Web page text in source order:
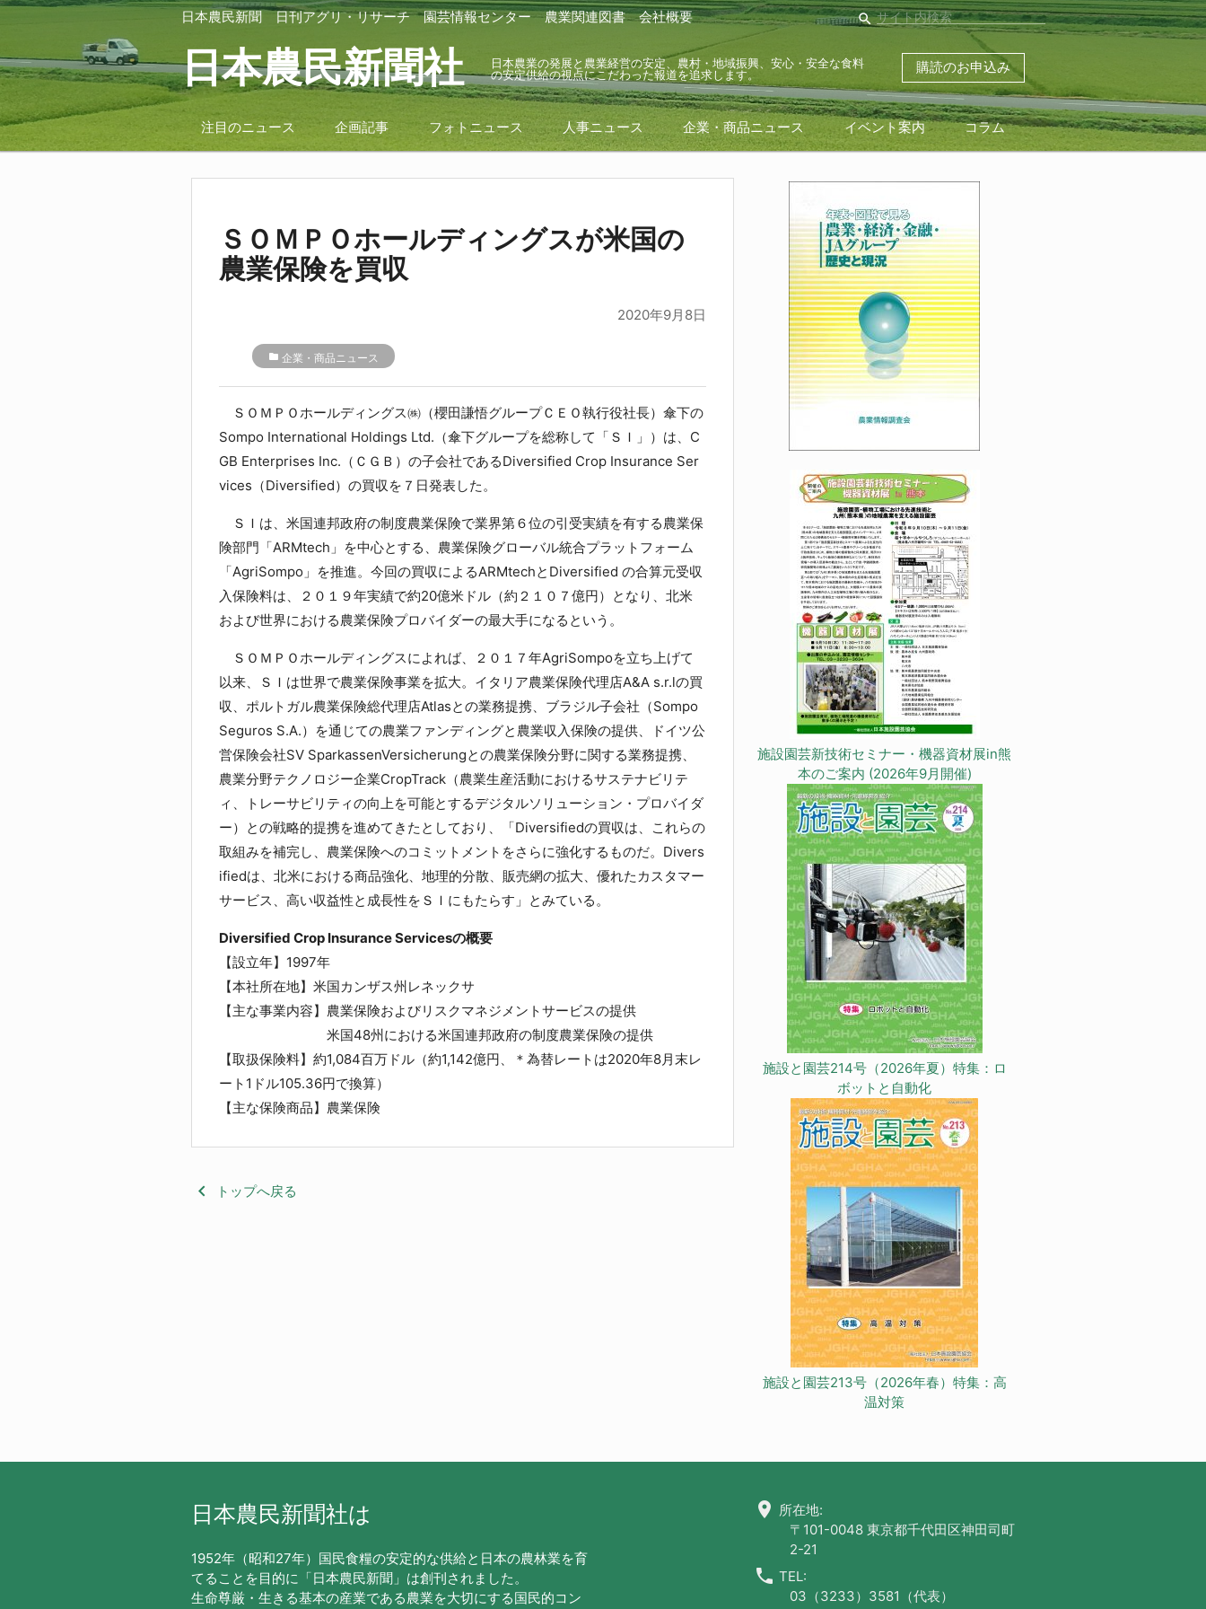
日本農民新聞 日刊アグリ・リサーチ 園芸情報センター 農業関連図書 会社概要 search
日本農民新聞社
日本農業の発展と農業経営の安定、農村・地域振興、安心・安全な食料
の安定供給の視点にこだわった報道を追求します。
購読のお申込み
注目のニュース 企画記事 フォトニュース 人事ニュース 企業・商品ニュース イベント案内 コラム
ＳＯＭＰＯホールディングスが米国の
農業保険を買収
2020年9月8日
folder 企業・商品ニュース
ＳＯＭＰＯホールディングス㈱（櫻田謙悟グループＣＥＯ執行役社長）傘下の
Sompo International Holdings Ltd.（傘下グループを総称して「ＳＩ」）は、C
GB Enterprises Inc.（ＣＧＢ）の子会社であるDiversified Crop Insurance Ser
vices（Diversified）の買収を７日発表した。
ＳＩは、米国連邦政府の制度農業保険で業界第６位の引受実績を有する農業保
険部門「ARMtech」を中心とする、農業保険グローバル統合プラットフォーム
「AgriSompo」を推進。今回の買収によるARMtechとDiversified の合算元受収
入保険料は、２０１９年実績で約20億米ドル（約２１０７億円）となり、北米
および世界における農業保険プロバイダーの最大手になるという。
ＳＯＭＰＯホールディングスによれば、２０１７年AgriSompoを立ち上げて
以来、ＳＩは世界で農業保険事業を拡大。イタリア農業保険代理店A&A s.r.lの買
収、ポルトガル農業保険総代理店Atlasとの業務提携、ブラジル子会社（Sompo
Seguros S.A.）を通じての農業ファンディングと農業収入保険の提供、ドイツ公
営保険会社SV SparkassenVersicherungとの農業保険分野に関する業務提携、
農業分野テクノロジー企業CropTrack（農業生産活動におけるサステナビリテ
ィ、トレーサビリティの向上を可能とするデジタルソリューション・プロバイダ
ー）との戦略的提携を進めてきたとしており、「Diversifiedの買収は、これらの
取組みを補完し、農業保険へのコミットメントをさらに強化するものだ。Divers
ifiedは、北米における商品強化、地理的分散、販売網の拡大、優れたカスタマー
サービス、高い収益性と成長性をＳＩにもたらす」とみている。
Diversified Crop Insurance Servicesの概要
【設立年】1997年
【本社所在地】米国カンザス州レネックサ
【主な事業内容】農業保険およびリスクマネジメントサービスの提供
米国48州における米国連邦政府の制度農業保険の提供
【取扱保険料】約1,084百万ドル（約1,142億円、＊為替レートは2020年8月末レ
ート1ドル105.36円で換算）
【主な保険商品】農業保険
keyboard_arrow_left トップへ戻る
施設園芸新技術セミナー・機器資材展in熊
本のご案内 (2026年9月開催)
施設と園芸214号（2026年夏）特集：ロ
ボットと自動化
施設と園芸213号（2026年春）特集：高
温対策
日本農民新聞社は
1952年（昭和27年）国民食糧の安定的な供給と日本の農林業を育
てることを目的に「日本農民新聞」は創刊されました。
生命尊厳・生きる基本の産業である農業を大切にする国民的コン
location_on 所在地:
〒101-0048 東京都千代田区神田司町
2-21
call TEL:
03（3233）3581（代表）